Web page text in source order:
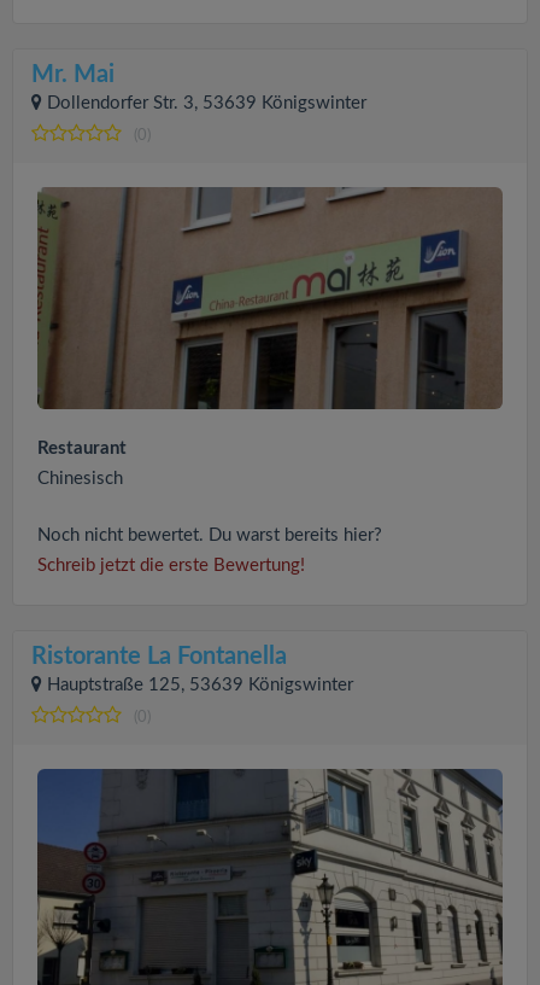
Mr. Mai
Dollendorfer Str. 3, 53639 Königswinter
(0)
Restaurant
Chinesisch
Noch nicht bewertet. Du warst bereits hier?
Schreib jetzt die erste Bewertung!
Ristorante La Fontanella
Hauptstraße 125, 53639 Königswinter
(0)